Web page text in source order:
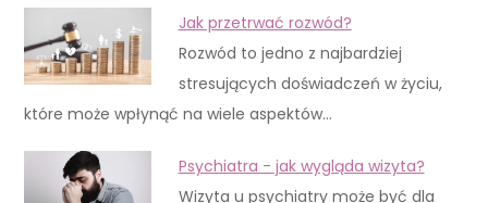
Jak przetrwać rozwód?
Rozwód to jedno z najbardziej
stresujących doświadczeń w życiu,
które może wpłynąć na wiele aspektów…
Psychiatra - jak wygląda wizyta?
Wizyta u psychiatry może być dla